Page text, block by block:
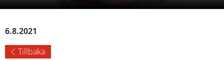
6.8.2021
Tillbaka